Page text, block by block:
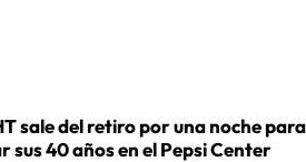
sale del retiro por una noche para
sus 40 años en el Pepsi Center